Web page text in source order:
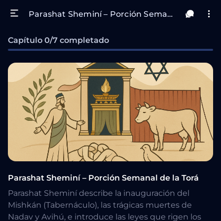
Parashat Sheminí – Porción Semanal de la Torá
Capítulo 0/7 completado
Parashat Sheminí – Porción Semanal de la Torá
Parashat Sheminí describe la inauguración del
Mishkán (Tabernáculo), las trágicas muertes de
Nadav y Avihú, e introduce las leyes que rigen los